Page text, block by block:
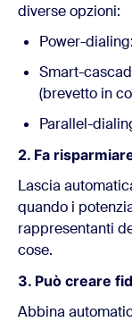
diverse opzioni:
Power-
Smart-
(brevetto in
Parallel-
2. Fa
Lascia
quando i
rappresentanti
cose.
3. Può creare
Abbina